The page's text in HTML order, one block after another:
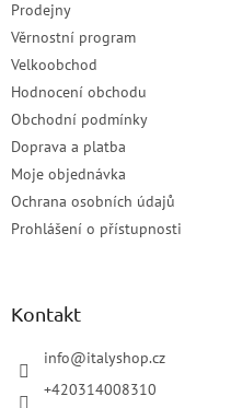
Prodejny
Věrnostní program
Velkoobchod
Hodnocení obchodu
Obchodní podmínky
Doprava a platba
Moje objednávka
Ochrana osobních údajů
Prohlášení o přístupnosti
Kontakt
info@italyshop.cz
+420314008310